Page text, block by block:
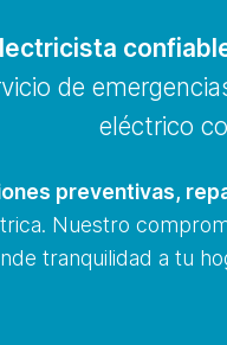
de
eléctrico
preventivas,
Nuestro
tranquilidad a tu